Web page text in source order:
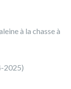
à la chasse à
2025)